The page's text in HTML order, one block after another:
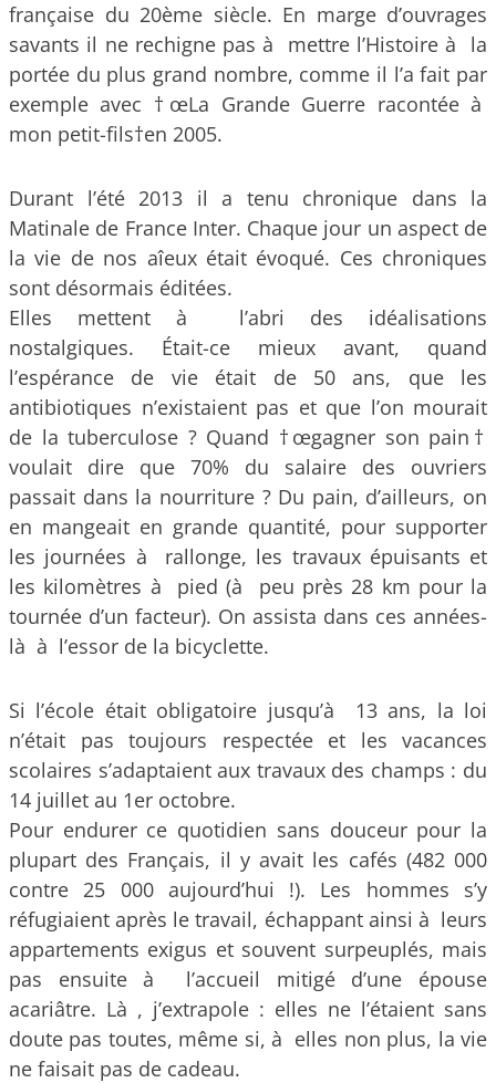
française du 20ème siècle. En marge d’ouvrages
savants il ne rechigne pas à mettre l’Histoire à la
portée du plus grand nombre, comme il l’a fait par
exemple avec †œLa Grande Guerre racontée à
mon petit-fils†en 2005.
Durant l’été 2013 il a tenu chronique dans la
Matinale de France Inter. Chaque jour un aspect de
la vie de nos aîeux était évoqué. Ces chroniques
sont désormais éditées.
Elles mettent à l’abri des idéalisations
nostalgiques. Était-ce mieux avant, quand
l’espérance de vie était de 50 ans, que les
antibiotiques n’existaient pas et que l’on mourait
de la tuberculose ? Quand †œgagner son pain†
voulait dire que 70% du salaire des ouvriers
passait dans la nourriture ? Du pain, d’ailleurs, on
en mangeait en grande quantité, pour supporter
les journées à rallonge, les travaux épuisants et
les kilomètres à pied (à peu près 28 km pour la
tournée d’un facteur). On assista dans ces années-
là à l’essor de la bicyclette.
Si l’école était obligatoire jusqu’à 13 ans, la loi
n’était pas toujours respectée et les vacances
scolaires s’adaptaient aux travaux des champs : du
14 juillet au 1er octobre.
Pour endurer ce quotidien sans douceur pour la
plupart des Français, il y avait les cafés (482 000
contre 25 000 aujourd’hui !). Les hommes s’y
réfugiaient après le travail, échappant ainsi à leurs
appartements exigus et souvent surpeuplés, mais
pas ensuite à l’accueil mitigé d’une épouse
acariâtre. Là , j’extrapole : elles ne l’étaient sans
doute pas toutes, même si, à elles non plus, la vie
ne faisait pas de cadeau.